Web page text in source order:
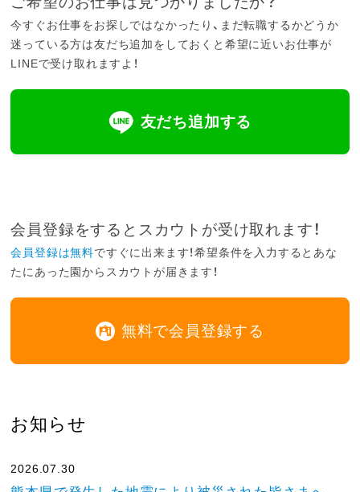
今すぐお仕事をお探しではなかったり、まだ転職するかどうか
迷っている方は友だち追加をしておくと希望に近いお仕事が
LINEで受け取れますよ！
友だち追加する
会員登録をするとスカウトが受け取れます！
会員登録は無料ですぐに出来ます！希望条件を入力するとあな
たにあった園からスカウトが届きます！
無料で会員登録する
お知らせ
2026.07.30